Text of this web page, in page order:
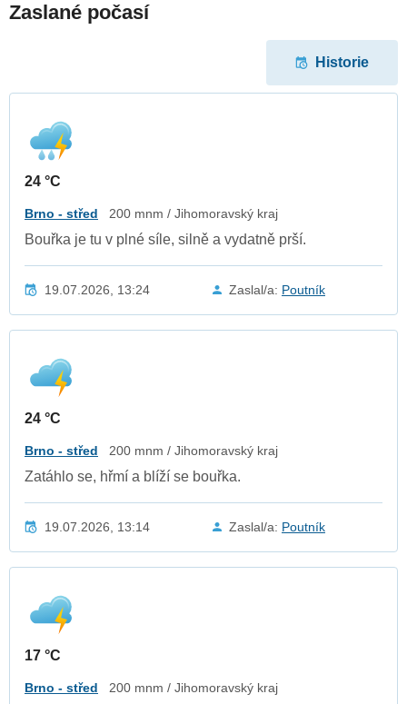
Zaslané počasí
Historie
24 °C
Brno - střed 200 mnm / Jihomoravský kraj
Bouřka je tu v plné síle, silně a vydatně prší.
19.07.2026, 13:24 Zaslal/a: Poutník
24 °C
Brno - střed 200 mnm / Jihomoravský kraj
Zatáhlo se, hřmí a blíží se bouřka.
19.07.2026, 13:14 Zaslal/a: Poutník
17 °C
Brno - střed 200 mnm / Jihomoravský kraj